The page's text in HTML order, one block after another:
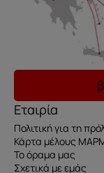
Εταιρία
Πολιτική για τη
Κάρτα μέλους
Το όραμα μας
Σχετικά με εμάς